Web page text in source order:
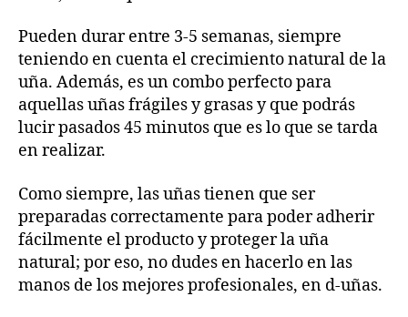
Pueden durar entre 3-5 semanas, siempre
teniendo en cuenta el crecimiento natural de la
uña. Además, es un combo perfecto para
aquellas uñas frágiles y grasas y que podrás
lucir pasados 45 minutos que es lo que se tarda
en realizar.
Como siempre, las uñas tienen que ser
preparadas correctamente para poder adherir
fácilmente el producto y proteger la uña
natural; por eso, no dudes en hacerlo en las
manos de los mejores profesionales, en d-uñas.